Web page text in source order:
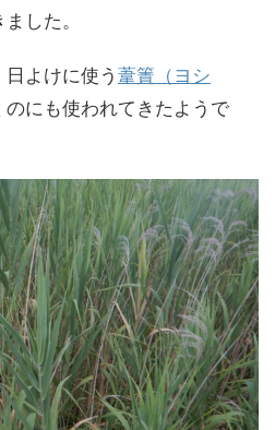
した。
よけに使う 葦簀（ヨシ
のにも使われてきたようで